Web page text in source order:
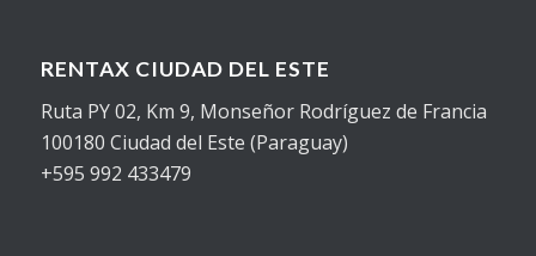
RENTAX CIUDAD DEL ESTE
Ruta PY 02, Km 9, Monseñor Rodríguez de Francia
100180 Ciudad del Este (Paraguay)
+595 992 433479